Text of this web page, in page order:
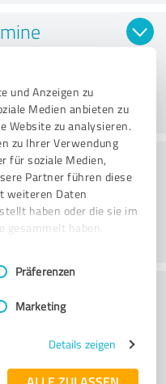
und Anzeigen zu
Medien anbieten zu
Website zu analysieren.
zu Ihrer Verwendung
für soziale Medien,
Partner führen diese
weiteren Daten
haben oder die sie im
gesammelt haben.
Präferenzen
Marketing
Details zeigen